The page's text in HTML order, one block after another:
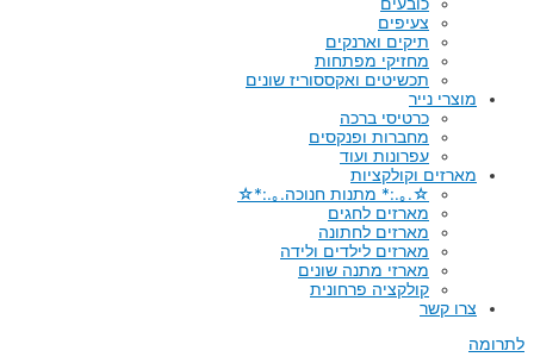
כובעים
צעיפים
תיקים וארנקים
מחזיקי מפתחות
תכשיטים ואקססוריז שונים
מוצרי נייר
כרטיסי ברכה
מחברות ופנקסים
עפרונות ועוד
מארזים וקולקציות
☆.｡.:* מתנות חנוכה.｡.:*☆
מארזים לחגים
מארזים לחתונה
מארזים לילדים ולידה
מארזי מתנה שונים
קולקציה פרחונית
צרו קשר
לתרומה